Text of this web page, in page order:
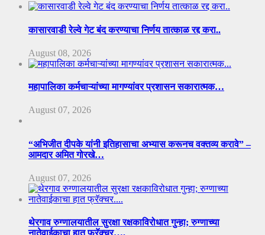
कासारवाडी रेल्वे गेट बंद करण्याचा निर्णय तात्काळ रद्द करा..
August 08, 2026
महापालिका कर्मचाऱ्यांच्या मागण्यांवर प्रशासन सकारात्मक…
August 07, 2026
“अभिजीत दीपके यांनी इतिहासाचा अभ्यास करूनच वक्तव्य करावे” –
आमदार अमित गोरखे…
August 07, 2026
थेरगाव रुग्णालयातील सुरक्षा रक्षकाविरोधात गुन्हा; रुग्णाच्या